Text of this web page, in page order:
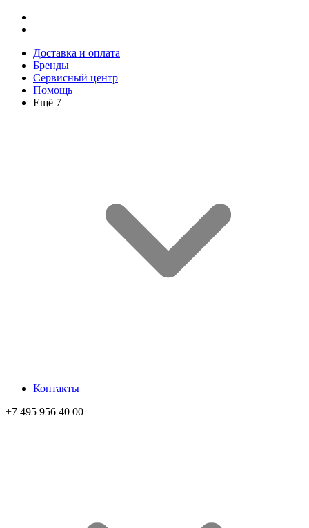
Доставка и оплата
Бренды
Сервисный центр
Помощь
Ещё 7
Контакты
+7 495 956 40 00